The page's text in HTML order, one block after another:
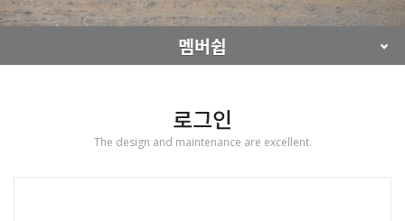
멤버쉽
로그인
The design and maintenance are excellent.